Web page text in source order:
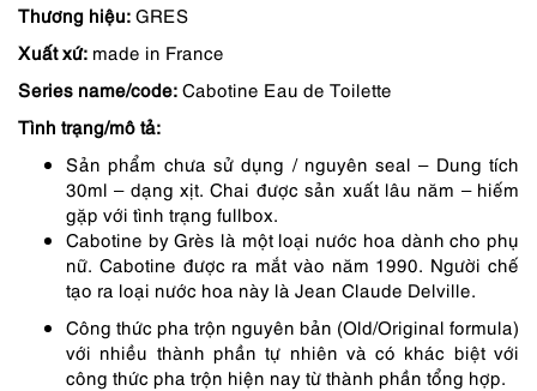
gốc
là:
1,150,000 ₫.
hiện
tại
là:
978,000 ₫.
Thương hiệu: GRES
Xuất xứ: made in France
Series name/code: Cabotine Eau de Toilette
Tình trạng/mô tả:
Sản phẩm chưa sử dụng / nguyên seal – Dung tích
30ml – dạng xịt. Chai được sản xuất lâu năm – hiếm
gặp với tình trạng fullbox.
Cabotine by Grès là một loại nước hoa dành cho phụ
nữ. Cabotine được ra mắt vào năm 1990. Người chế
tạo ra loại nước hoa này là Jean Claude Delville.
Công thức pha trộn nguyên bản (Old/Original formula)
với nhiều thành phần tự nhiên và có khác biệt với
công thức pha trộn hiện nay từ thành phần tổng hợp.